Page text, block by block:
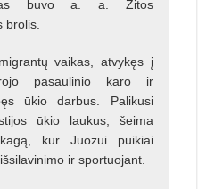
buvo a. a. Zitos
brolis.
vaikas, atvykęs į
pasaulinio karo ir
ūkio darbus. Palikusi
ūkio laukus, šeima
kur Juozui puikiai
ir sportuojant.